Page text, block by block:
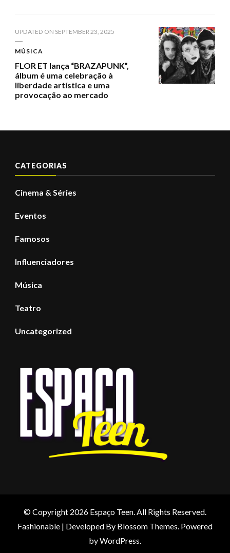
UPDATED ON SEPTEMBER 23, 2025
MÚSICA
FLOR ET lança “BRAZAPUNK”,
álbum é uma celebração à
liberdade artística e uma
provocação ao mercado
CATEGORIAS
Cinema & Séries
Eventos
Famosos
Influenciadores
Música
Teatro
Uncategorized
© Copyright 2026 Espaço Teen. All Rights Reserved.
Fashionable | Developed By Blossom Themes. Powered
byWordPress.